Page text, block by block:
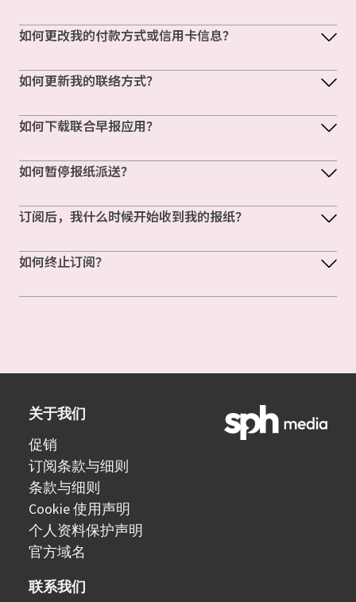
如何更改我的付款方式或信用卡信息？
如何更新我的联络方式？
如何下载联合早报应用？
如何暂停报纸派送？
订阅后，我什么时候开始收到我的报纸？
如何终止订阅？
关于我们
促销
订阅条款与细则
条款与细则
Cookie 使用声明
个人资料保护声明
官方域名
联系我们